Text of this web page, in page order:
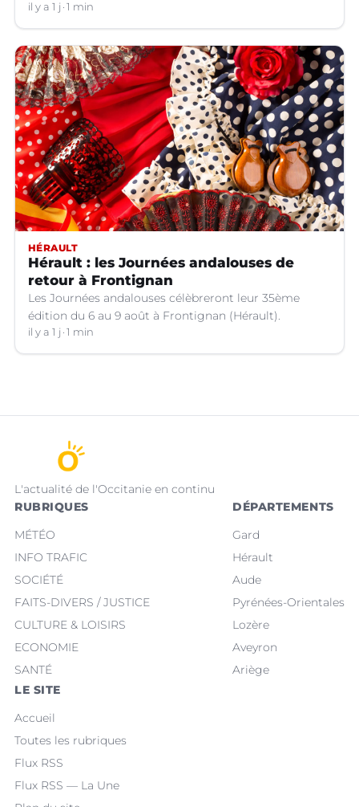
il y a 1 j 1 min
HÉRAULT
Hérault : les Journées andalouses de
retour à Frontignan
Les Journées andalouses célèbreront leur 35ème
édition du 6 au 9 août à Frontignan (Hérault).
il y a 1 j 1 min
L'actualité de l'Occitanie en continu
RUBRIQUES
MÉTÉO
INFO TRAFIC
SOCIÉTÉ
FAITS-DIVERS / JUSTICE
CULTURE & LOISIRS
ECONOMIE
SANTÉ
DÉPARTEMENTS
Gard
Hérault
Aude
Pyrénées-Orientales
Lozère
Aveyron
Ariège
LE SITE
Accueil
Toutes les rubriques
Flux RSS
Flux RSS — La Une